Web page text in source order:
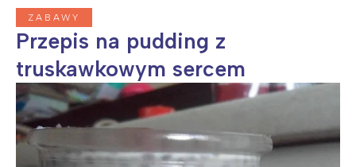
ZABAWY
Przepis na pudding z
truskawkowym sercem
Interesują mnie wydarzenia z
tego regionu:
Warszawa Śląsk